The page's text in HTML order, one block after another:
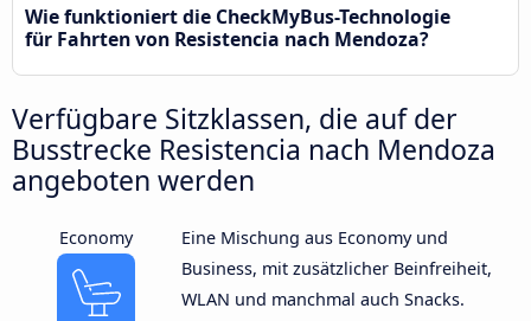
Wie funktioniert die CheckMyBus-Technologie
für Fahrten von Resistencia nach Mendoza?
Verfügbare Sitzklassen, die auf der
Busstrecke Resistencia nach Mendoza
angeboten werden
Economy
Eine Mischung aus Economy und
Business, mit zusätzlicher Beinfreiheit,
WLAN und manchmal auch Snacks.